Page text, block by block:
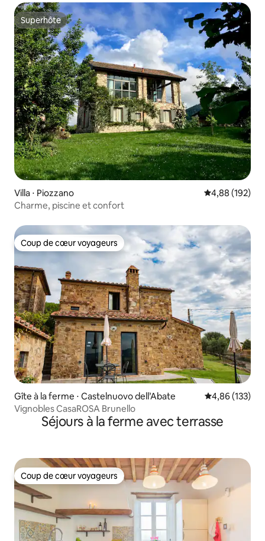
Superhôte
Superhôte
Villa ⋅ Piozzano Évaluation
4,88 (192)
Charme, piscine et confort
Coup de cœur voyageurs
Coup de cœur voyageurs
Gîte à la ferme ⋅ Castelnuovo dell’Abate Évaluation
4,86 (133)
Vignobles CasaROSA Brunello
Séjours à la ferme avec terrasse
Coup de cœur voyageurs
Coup de cœur voyageurs